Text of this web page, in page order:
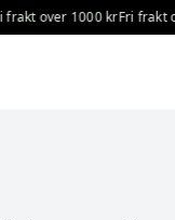
over 1000 krFri frakt